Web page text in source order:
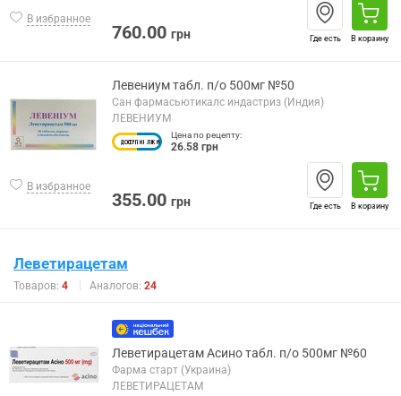
В избранное
760.00 грн Где есть В корзину
В избранное
Левениум табл. п/о 500мг №50
Сан фармасьютикалс индастриз (Индия)
ЛЕВЕНИУМ
Цена по рецепту:
26.58 грн
355.00 грн Где есть В корзину
Леветирацетам
Товаров: 4 Аналогов: 24
Леветирацетам Асино табл. п/о 500мг №60
Фарма старт (Украина)
ЛЕВЕТИРАЦЕТАМ